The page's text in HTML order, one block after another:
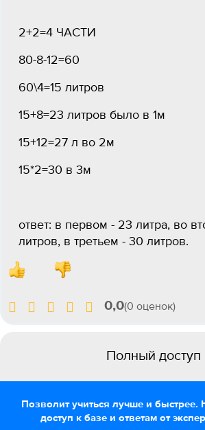
2+2=4 ЧАСТИ
80-8-12=60
60\4=15 литров
15+8=23 литров было в 1м
15+12=27 л во 2м
15*2=30 в 3м
ответ: в первом - 23 литра, во
литров, в третьем - 30 литров.
0,0(0 оценок)
Полный доступ
Позволит учиться лучше и быстрее.
доступ к базе и ответам от